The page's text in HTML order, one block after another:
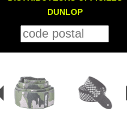
DUNLOP